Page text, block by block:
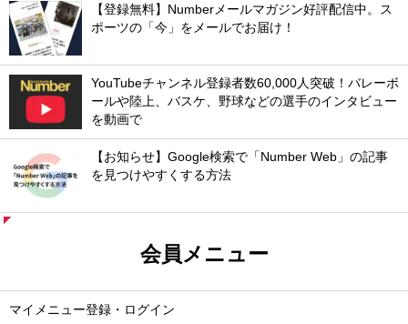
【登録無料】Numberメールマガジン好評配信中。ス
ポーツの「今」をメールでお届け！
YouTubeチャンネル登録者数60,000人突破！バレーボ
ールや陸上、バスケ、野球などの選手のインタビュー
を動画で
【お知らせ】Google検索で「Number Web」の記事
を見つけやすくする方法
会員メニュー
マイメニュー登録・ログイン